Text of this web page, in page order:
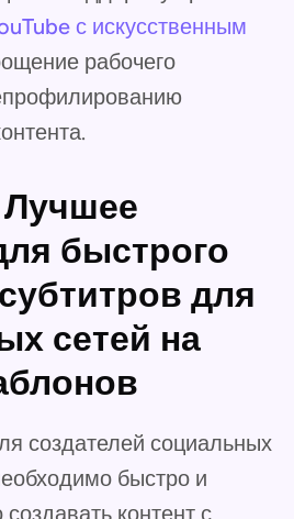
с искусственным
рабочего
Лучшее
быстрого
для
сетей на
создателей социальных
быстро и
контент с